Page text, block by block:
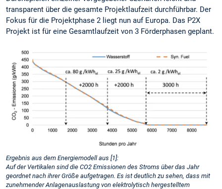
transparent über die gesamte Projektlaufzeit durchführbar. Der
Fokus für die Projektphase 2 liegt nun auf Europa. Das P2X
Projekt ist für eine Gesamtlaufzeit von 3 Förderphasen geplant.
Ergebnis aus dem Energiemodell aus [1]:
Auf der Vertikalen sind die CO2 Emissionen des Stroms über das Jahr
geordnet nach ihrer Größe aufgetragen. Es ist deutlich zu sehen, dass mit
zunehmender Anlagenauslastung von elektrolytisch hergestelltem